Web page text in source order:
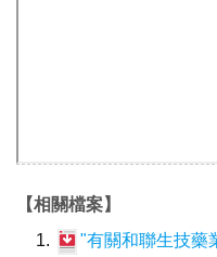
【相關檔案】
"有關和聯生技藥